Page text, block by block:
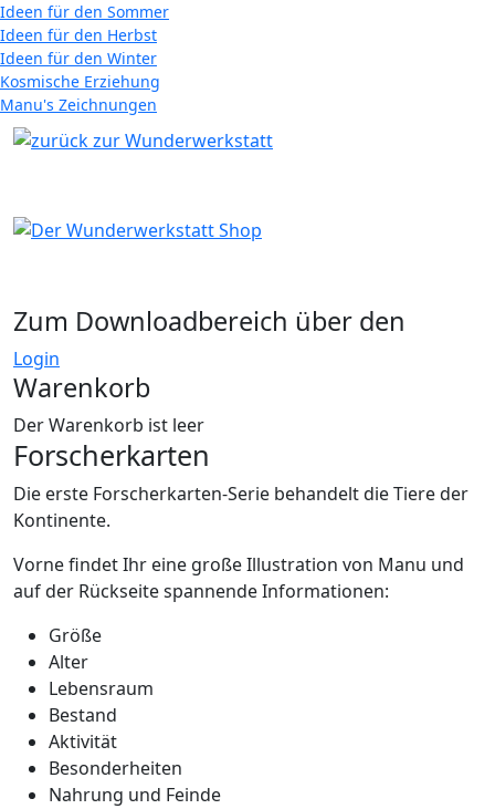
Ideen für den Sommer
Ideen für den Herbst
Ideen für den Winter
Kosmische Erziehung
Manu's Zeichnungen
Zum Downloadbereich über den
Login
Warenkorb
Der Warenkorb ist leer
Forscherkarten
Die erste Forscherkarten-Serie behandelt die Tiere der
Kontinente.
Vorne findet Ihr eine große Illustration von Manu und
auf der Rückseite spannende Informationen:
Größe
Alter
Lebensraum
Bestand
Aktivität
Besonderheiten
Nahrung und Feinde